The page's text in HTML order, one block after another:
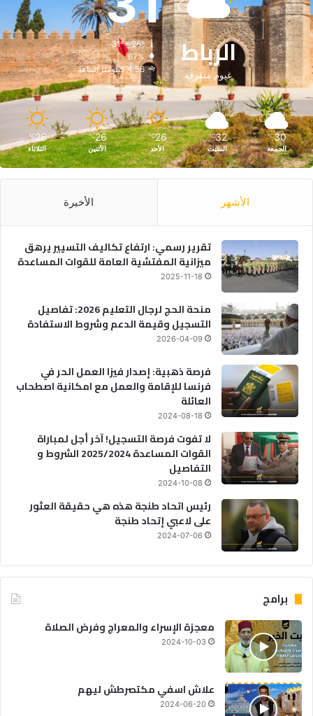
الرباط
غيوم متفرقة
31º - 26º
67%
4.56 كيلومتر/ساعة
30
℃
الجمعة
32
℃
السبت
26
℃
الأحد
26
℃
الأثنين
26
℃
الثلاثاء
الأشهر الأخيرة
تقرير رسمي: ارتفاع تكاليف التسيير يرهق
ميزانية المفتشية العامة للقوات المساعدة
2025-11-18
منحة الحج لرجال التعليم 2026: تفاصيل
التسجيل وقيمة الدعم وشروط الاستفادة
2026-04-09
فرصة ذهبية: إصدار فيزا العمل الحر في
فرنسا للإقامة والعمل مع امكانية اصطحاب
العائلة
2024-08-18
لا تفوت فرصة التسجيل! آخر أجل لمباراة
القوات المساعدة 2025/2024 الشروط و
التفاصيل
2024-10-08
رئيس اتحاد طنجة هذه هي حقيقة العثور
على لاعبي إتحاد طنجة
2024-07-06
برامج
معجزة الإسراء والمعراج وفرض الصلاة
2024-10-03
علاش اسفي مكتصرطش ليهم
2024-06-20